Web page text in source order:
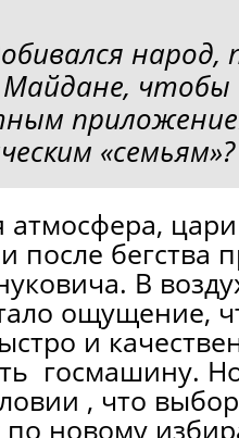
народ,
Майдане,
«семьям»?
атмосфера,
после бегства
В
ощущение,
и
госмашину. Но
, что
новому